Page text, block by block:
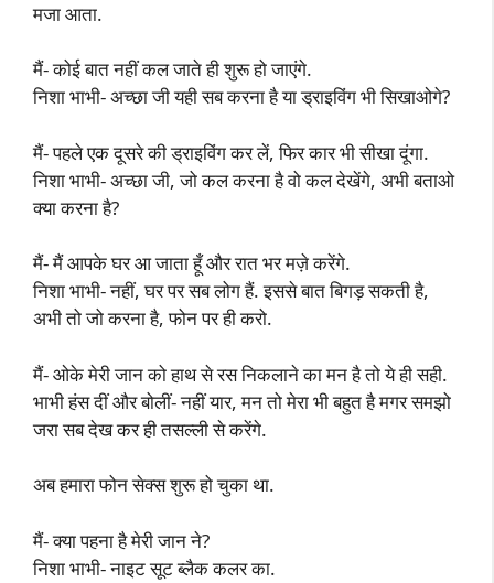
मजा आता.
मैं- कोई बात नहीं कल जाते ही शुरू हो जाएंगे.
निशा भाभी- अच्छा जी यही सब करना है या ड्राइविंग भी सिखाओगे?
मैं- पहले एक दूसरे की ड्राइविंग कर लें, फिर कार भी सीखा दूंगा.
निशा भाभी- अच्छा जी, जो कल करना है वो कल देखेंगे, अभी बताओ
क्या करना है?
मैं- मैं आपके घर आ जाता हूँ और रात भर मज़े करेंगे.
निशा भाभी- नहीं, घर पर सब लोग हैं. इससे बात बिगड़ सकती है,
अभी तो जो करना है, फोन पर ही करो.
मैं- ओके मेरी जान को हाथ से रस निकलाने का मन है तो ये ही सही.
भाभी हंस दीं और बोलीं- नहीं यार, मन तो मेरा भी बहुत है मगर समझो
जरा सब देख कर ही तसल्ली से करेंगे.
अब हमारा फोन सेक्स शुरू हो चुका था.
मैं- क्या पहना है मेरी जान ने?
निशा भाभी- नाइट सूट ब्लैक कलर का.